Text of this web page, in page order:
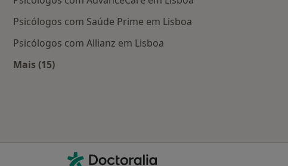
Psicólogos com Saúde Prime em Lisboa
Psicólogos com Allianz em Lisboa
Mais (15)
Contacto
Doctoralia - Homepage